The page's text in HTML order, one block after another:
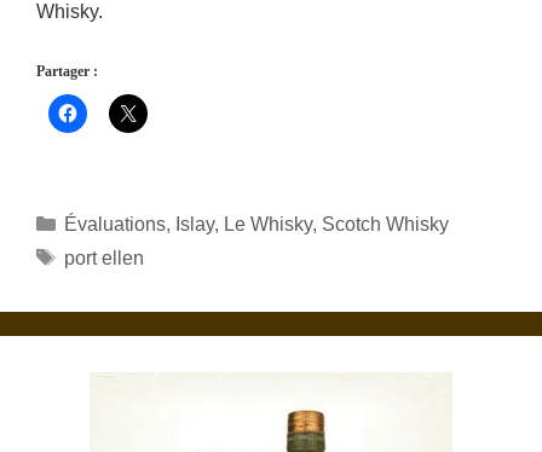
Whisky.
Partager :
Catégories
Évaluations, Islay, Le Whisky, Scotch Whisky
Étiquettes
port ellen